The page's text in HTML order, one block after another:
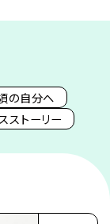
の自分へ
ストーリー